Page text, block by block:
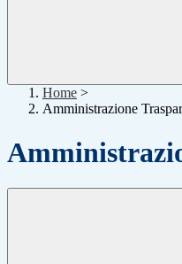
Home >
Amministrazione